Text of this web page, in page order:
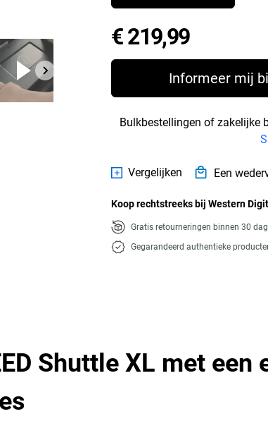
€ 219,99Price €
Informeer mij
Bulkbestellingen of zakelijke
Vergelijken Een
Koop rechtstreeks bij Western
Gratis retourneringen binnen 30
Gegarandeerd authentieke
Shuttle XL met een